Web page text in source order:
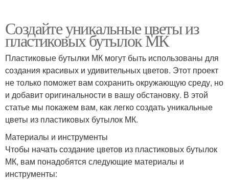
Создайте уникальные цветы из
пластиковых бутылок МК
Пластиковые бутылки МК могут быть использованы для
создания красивых и удивительных цветов. Этот проект
не только поможет вам сохранить окружающую среду, но
и добавит оригинальности в вашу обстановку. В этой
статье мы покажем вам, как легко создать уникальные
цветы из пластиковых бутылок МК.
Материалы и инструменты
Чтобы начать создание цветов из пластиковых бутылок
МК, вам понадобятся следующие материалы и
инструменты: